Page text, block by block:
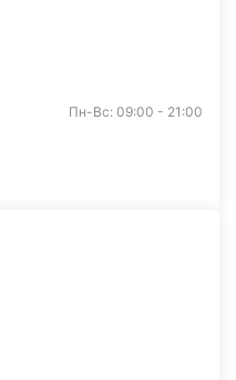
Пн-Вс: 09:00 - 21:00